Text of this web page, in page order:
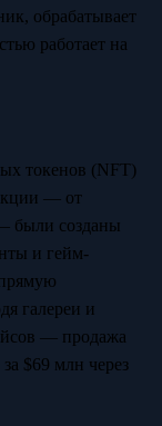
обрабатывает
работает на
токенов (NFT)
— от
были созданы
и гейм-
галереи и
— продажа
$69 млн через